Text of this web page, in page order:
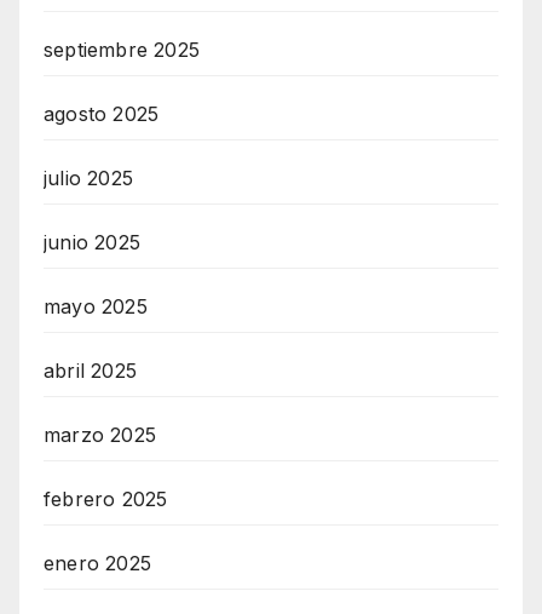
septiembre 2025
agosto 2025
julio 2025
junio 2025
mayo 2025
abril 2025
marzo 2025
febrero 2025
enero 2025